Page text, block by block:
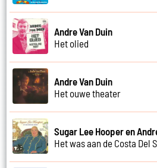
Andre Van Duin
Het olied
Andre Van Duin
Het ouwe theater
Sugar Lee Hooper en
Het was aan de Costa Del